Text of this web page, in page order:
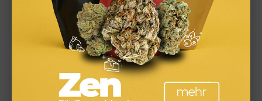
Geschichte hinter dem Schmuckstück
Im Jahr 1957 verschwand die Halskette. Eines Tages,
40 Jahre später, fand sie ein Cartier-Mitarbeiter in
einem Second-Hand-Schmuckgeschäft – leider
fehlten die Diamanten und Steine. Völlig restauriert
und in ihrem alten Glanz wieder hergestellt, wäre sie